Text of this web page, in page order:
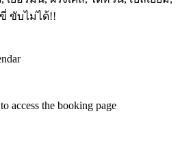
ขับไม่ได้!!
access the booking page